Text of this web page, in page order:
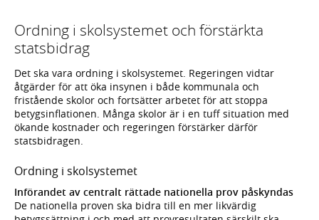
Ordning i skolsystemet och förstärkta
statsbidrag
Det ska vara ordning i skolsystemet. Regeringen vidtar
åtgärder för att öka insynen i både kommunala och
fristående skolor och fortsätter arbetet för att stoppa
betygsinflationen. Många skolor är i en tuff situation med
ökande kostnader och regeringen förstärker därför
statsbidragen.
Ordning i skolsystemet
Införandet av centralt rättade nationella prov påskyndas
De nationella proven ska bidra till en mer likvärdig